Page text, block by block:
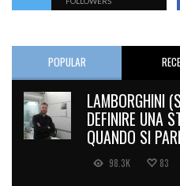
POPULAR
LAMBORGHINI
DEFINIRE UNA
QUANDO SI
98.3K 83